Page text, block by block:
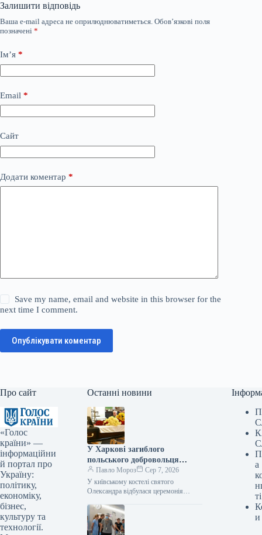
Залишити відповідь
Ваша e-mail адреса не оприлюднюватиметься. Обов’язкові поля
позначені *
Ім’я *
Email *
Сайт
Додати коментар *
Save my name, email and website in this browser for the
next time I comment.
Опублікувати коментар
Про сайт
«Голос
країни» —
інформаційни
й портал про
Україну:
політику,
економіку,
бізнес,
культуру та
технології.
Останні новини
У Харкові загиблого
польського добровольця
поховали в Києві
Павло Мороз
Сер 7, 2026
У київському костелі святого
Олександра відбулася церемонія
Мареком Русеком-Вольським, котрий
став жертвою російської атаки дроном
у…
а
ті
и